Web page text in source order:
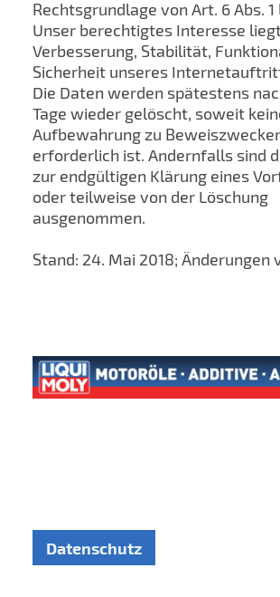
Rechtsgrundlage von Art. 6 Abs. 1
Unser berechtigtes Interesse
Verbesserung, Stabilität,
Sicherheit unseres
Die Daten werden spätestens
Tage wieder gelöscht, soweit
Aufbewahrung zu
erforderlich ist. Andernfalls sind
zur endgültigen Klärung eines
oder teilweise von der Löschung
ausgenommen.
Stand: 24. Mai 2018; Änderungen
Datenschutz